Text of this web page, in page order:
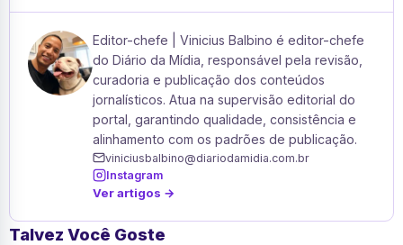
Editor-chefe | Vinicius Balbino é editor-chefe
do Diário da Mídia, responsável pela revisão,
curadoria e publicação dos conteúdos
jornalísticos. Atua na supervisão editorial do
portal, garantindo qualidade, consistência e
alinhamento com os padrões de publicação.
viniciusbalbino@diariodamidia.com.br
Instagram
Ver artigos →
Talvez Você Goste